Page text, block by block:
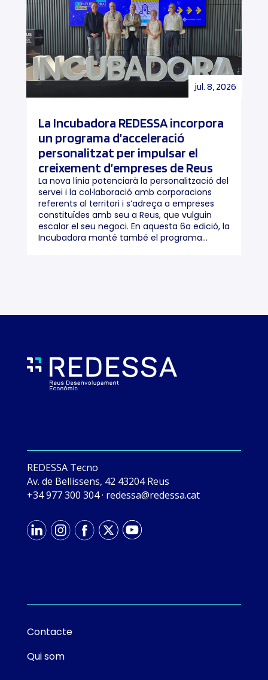
La Incubadora REDESSA incorpora
un programa d’acceleració
personalitzat per impulsar el
creixement d’empreses de Reus
jul. 8, 2026
La nova línia potenciarà la personalització del
servei i la col·laboració amb corporacions
referents al territori i s’adreça a empreses
constituïdes amb seu a Reus, que vulguin
escalar el seu negoci. En aquesta 6a edició, la
Incubadora manté també el programa...
REDESSA Tecno
Av. de Bellissens, 42 43204 Reus
+34 977 300 304· tac.asseder@asseder
Contacte
Qui som